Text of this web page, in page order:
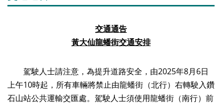
交通通告
黃大仙龍蟠街交通安排
駕駛人士請注意，為提升道路安全，由2025年8月6日
上午10時起，所有車輛將禁止由龍蟠街（北行）右轉駛入鑽
石山站公共運輸交匯處。駕駛人士須使用龍蟠街（南行）前